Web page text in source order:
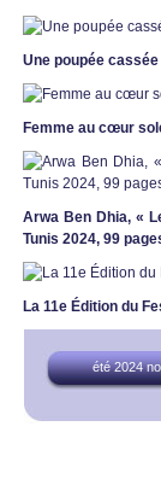
Une poupée cassée
Femme au cœur
Arwa Ben Dhia, «
Tunis 2024, 99
La 11e Édition du
été 2024